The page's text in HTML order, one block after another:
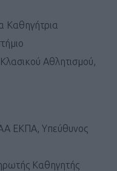
Καθηγήτρια
Αθλητισμού,
ΕΚΠΑ, Υπεύθυνος
Καθηγητής